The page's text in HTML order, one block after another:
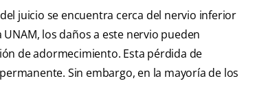
juicio se encuentra cerca del nervio inferior
los daños a este nervio pueden
de adormecimiento. Esta pérdida de
Sin embargo, en la mayoría de los